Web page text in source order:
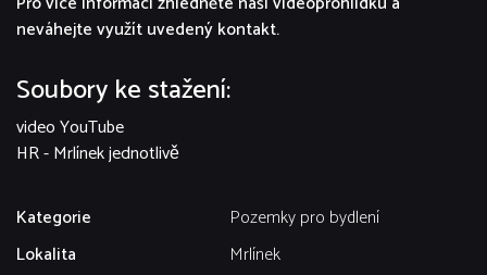
neváhejte využít uvedený kontakt.
Soubory ke stažení:
video YouTube
HR - Mrlínek jednotlivě
Kategorie
Pozemky pro bydlení
Lokalita
Mrlínek